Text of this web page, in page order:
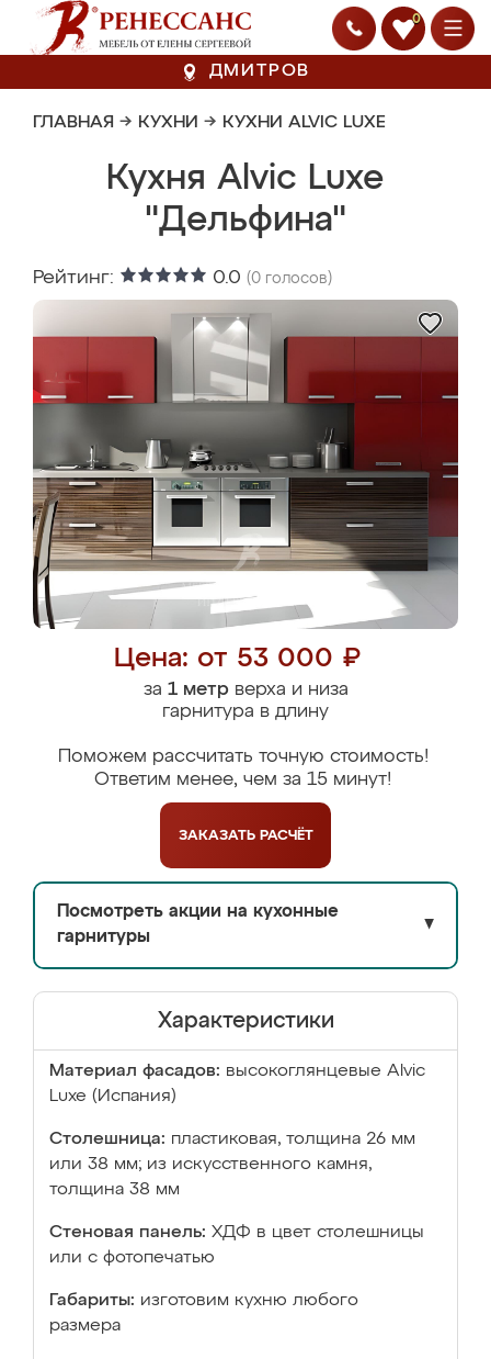
0
ДМИТРОВ
ГЛАВНАЯ → КУХНИ → КУХНИ ALVIC LUXE
Кухня Alvic Luxe
"Дельфина"
Рейтинг: 0.0 (0 голосов)
Цена: от 53 000 ₽
за 1 метрверха и низа
гарнитура в длину
Поможем рассчитать точную стоимость!
Ответим менее, чем за 15 минут!
ЗАКАЗАТЬ РАСЧЁТ
Посмотреть акции на кухонные
гарнитуры
▼
Характеристики
Материал фасадов: высокоглянцевые Аlvic
Luxe (Испания)
Столешница: пластиковая, толщина 26 мм
или 38 мм; из искусственного камня,
толщина 38 мм
Стеновая панель: ХДФ в цвет столешницы
или с фотопечатью
Габариты: изготовим кухню любого
размера